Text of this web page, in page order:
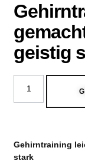
geistig
Gehirntraining
stark